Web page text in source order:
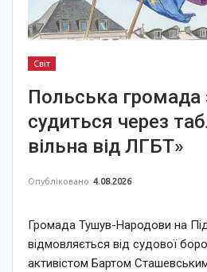
Світ
Польська громада
судиться через
вільна від ЛГБТ»
Опубліковано 4.08.2026
Громада Тушув-Народови на
відмовляється від судової
активістом Бартом